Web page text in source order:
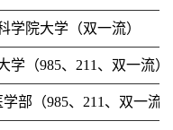
学院大学（双一流）
学（985、211、双一流）
部（985、211、双一流